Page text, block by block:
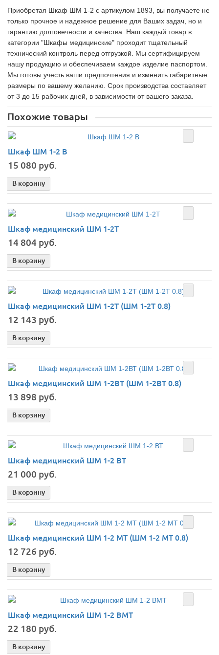
Приобретая Шкаф ШМ 1-2 c артикулом 1893, вы получаете не
только прочное и надежное решение для Ваших задач, но и
гарантию долговечности и качества. Наш каждый товар в
категории "Шкафы медицинские" проходит тщательный
технический контроль перед отгрузкой. Мы сертифицируем
нашу продукцию и обеспечиваем каждое изделие паспортом.
Мы готовы учесть ваши предпочтения и изменить габаритные
размеры по вашему желанию. Срок производства составляет
от 3 до 15 рабочих дней, в зависимости от вашего заказа.
Похожие товары
Шкаф ШМ 1-2 В
15 080 руб.
В корзину
Шкаф медицинский ШМ 1-2Т
14 804 руб.
В корзину
Шкаф медицинский ШМ 1-2Т (ШМ 1-2Т 0.8)
12 143 руб.
В корзину
Шкаф медицинский ШМ 1-2ВТ (ШМ 1-2ВТ 0.8)
13 898 руб.
В корзину
Шкаф медицинский ШМ 1-2 ВТ
21 000 руб.
В корзину
Шкаф медицинский ШМ 1-2 МТ (ШМ 1-2 МТ 0.8)
12 726 руб.
В корзину
Шкаф медицинский ШМ 1-2 ВМТ
22 180 руб.
В корзину